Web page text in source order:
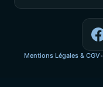
Mentions Légales & CGV•